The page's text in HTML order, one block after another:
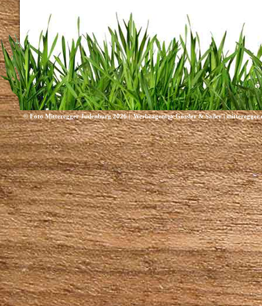
© Foto Mitteregger Judenburg 2026 |Werbeagentur Gössler & Sailer|